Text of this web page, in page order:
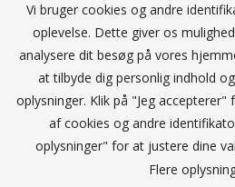
Reklame
Vi bruger cookies og andre
oplevelse. Dette giver os
analysere dit besøg på vores
at tilbyde dig personlig indhold
oplysninger. Klik på "Jeg
af cookies og andre
oplysninger" for at justere dine
Flere